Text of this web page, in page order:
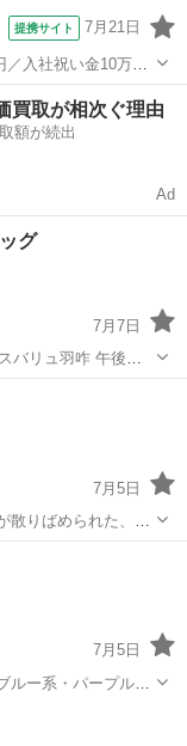
提携サイト 7月21日
／入社祝い金10万
る夜勤専属！日払い
買取が相次ぐ理由
額が続出
Ad
グ
7月7日
7月5日
で、春らしく爽や
7月5日